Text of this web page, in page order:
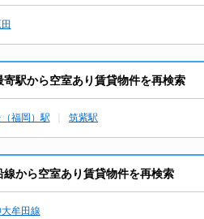
駅から空室あり賃貸物件を再検索
福岡）駅 筑紫駅
から空室あり賃貸物件を再検索
牟田線